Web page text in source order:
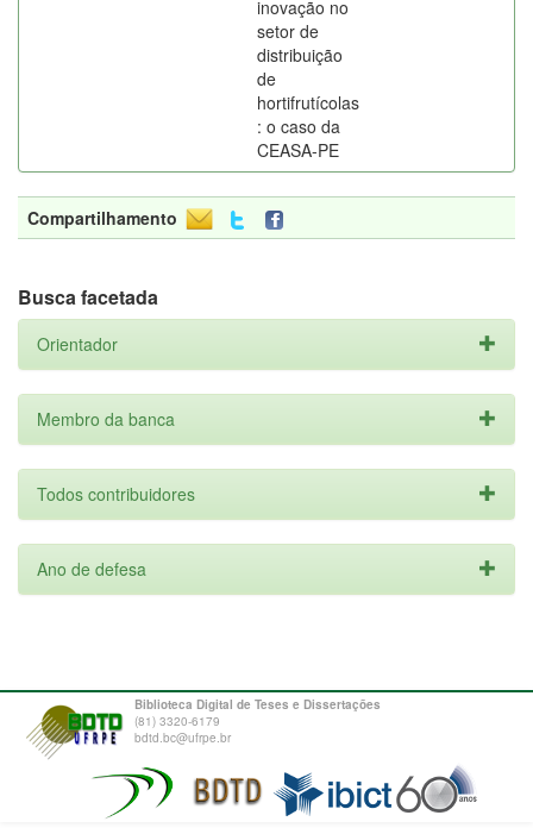
inovação no
setor de
distribuição
de
hortifrutícolas
: o caso da
CEASA-PE
Compartilhamento
Busca facetada
Orientador
Membro da banca
Todos contribuidores
Ano de defesa
Biblioteca Digital de Teses e Dissertações
(81) 3320-6179
bdtd.bc@ufrpe.br